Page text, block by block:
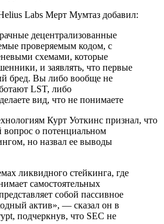
Labs Мерт Мумтаз добавил:
децентрализованные
проверяемым кодом, с
схемами, которые
и заявлять, что первые
бред. Вы либо вообще не
LST, либо
вид, что не понимаете
Курт Уоткинс признал, что
о потенциальном
но назвал ее выводы
ликвидного стейкинга, где
самостоятельных
собой пассивное
актив», — сказал он в
подчеркнув, что SEC не